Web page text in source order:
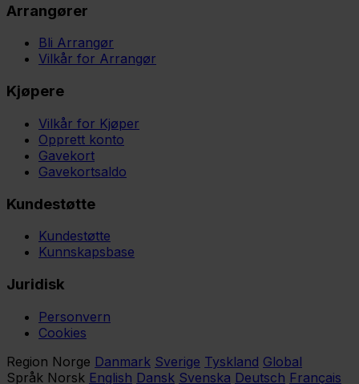
Arrangører
Bli Arrangør
Vilkår for Arrangør
Kjøpere
Vilkår for Kjøper
Opprett konto
Gavekort
Gavekortsaldo
Kundestøtte
Kundestøtte
Kunnskapsbase
Juridisk
Personvern
Cookies
Region Norge Danmark Sverige Tyskland Global
Språk Norsk English Dansk Svenska Deutsch Français